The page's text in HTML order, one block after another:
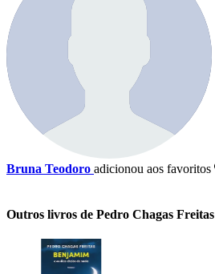
Bruna Teodoro adicionou aos favoritos
Outros livros de Pedro Chagas Freitas